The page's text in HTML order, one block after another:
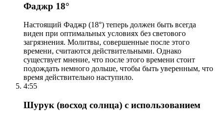
Фаджр 18°
Настоящий Фаджр (18°) теперь должен быть всегда
виден при оптимальных условиях без светового
загрязнения. Молитвы, совершенные после этого
времени, считаются действительными. Однако
существует мнение, что после этого времени стоит
подождать немного дольше, чтобы быть уверенным, что
время действительно наступило.
4:55
Шурук (восход солнца) с использованием